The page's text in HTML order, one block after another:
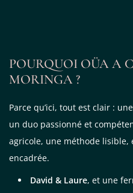
POURQUOI OÜA A
MORINGA ?
Parce qu’ici, tout est clair :
un duo passionné et
agricole, une méthode
encadrée.
David & Laure, et une